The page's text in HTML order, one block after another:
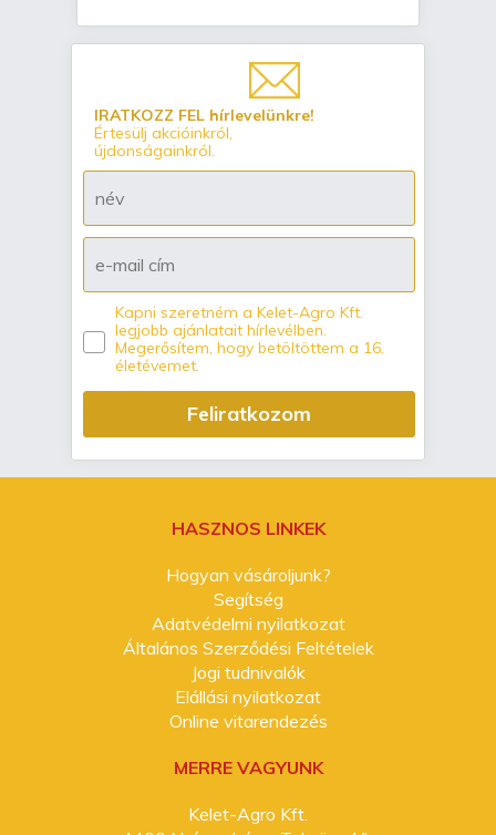
IRATKOZZ FEL hírlevelünkre!
Értesülj akcióinkról,
újdonságainkról.
Kapni szeretném a Kelet-Agro Kft.
legjobb ajánlatait hírlevélben.
Megerősítem, hogy betöltöttem a 16.
életévemet.
Feliratkozom
HASZNOS LINKEK
Hogyan vásároljunk?
Segítség
Adatvédelmi nyilatkozat
Általános Szerződési Feltételek
Jogi tudnivalók
Elállási nyilatkozat
Online vitarendezés
MERRE VAGYUNK
Kelet-Agro Kft.